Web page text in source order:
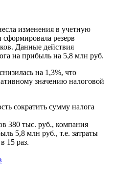
изменения в учетную
резерв
Данные действия
на прибыль на 5,8 млн руб.
на 1,3%, что
значению налоговой
сократить сумму налога
380 тыс. руб., компания
5,8 млн руб., т.е. затраты
15 раз.